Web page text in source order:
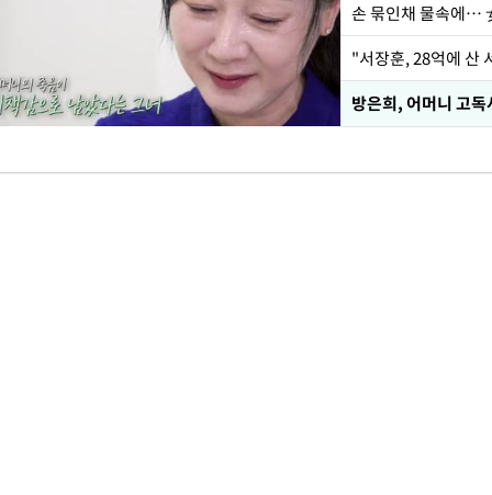
손 묶인채 물속에…
"서장훈, 28억에 산
방은희, 어머니 고